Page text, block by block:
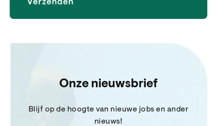
Onze nieuwsbrief
Blijf op de hoogte van nieuwe jobs en ander
nieuws!